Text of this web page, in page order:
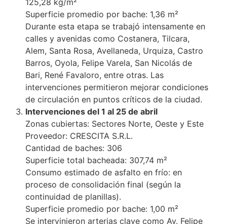
Superficie promedio por bache: 1,36 m²
Durante esta etapa se trabajó intensamente en
calles y avenidas como Costanera, Tilcara,
Alem, Santa Rosa, Avellaneda, Urquiza, Castro
Barros, Oyola, Felipe Varela, San Nicolás de
Bari, René Favaloro, entre otras. Las
intervenciones permitieron mejorar condiciones
de circulación en puntos críticos de la ciudad.
Intervenciones del 1 al 25 de abril
Zonas cubiertas: Sectores Norte, Oeste y Este
Proveedor: CRESCITA S.R.L.
Cantidad de baches: 306
Superficie total bacheada: 307,74 m²
Consumo estimado de asfalto en frío: en
proceso de consolidación final (según la
continuidad de planillas).
Superficie promedio por bache: 1,00 m²
Se intervinieron arterias clave como Av. Felipe